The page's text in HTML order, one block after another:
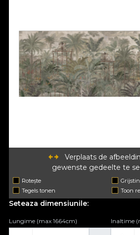
Verplaats de
gewenste gedeelte te
Rotește
Tegels tonen
Toon
Seteaza dimensiunile:
Lungime (max 1664cm) Inaltime